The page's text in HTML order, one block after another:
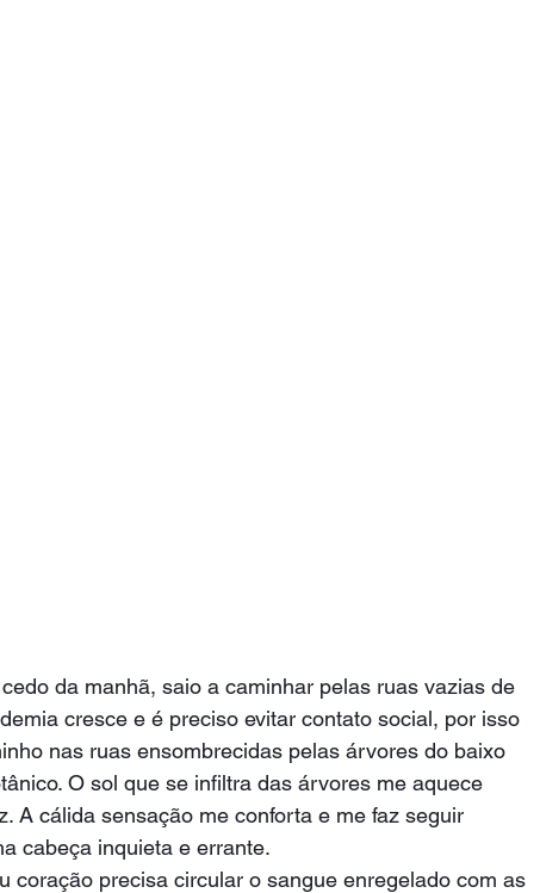
da manhã, saio a caminhar pelas ruas vazias de
cresce e é preciso evitar contato social, por isso
nas ruas ensombrecidas pelas árvores do baixo
O sol que se infiltra das árvores me aquece
A cálida sensação me conforta e me faz seguir
cabeça inquieta e errante.
coração precisa circular o sangue enregelado com as